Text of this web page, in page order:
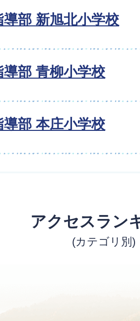
導部 新旭北小学校
導部 青柳小学校
導部 本庄小学校
アクセスラン
(カテゴリ別)